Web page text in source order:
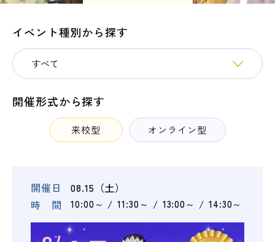
イベント種別から探す
開催形式から探す
来校型 オンライン型
開催日
08.15（土）
時 間
10:00～ 11:30～ 13:00～ 14:30～